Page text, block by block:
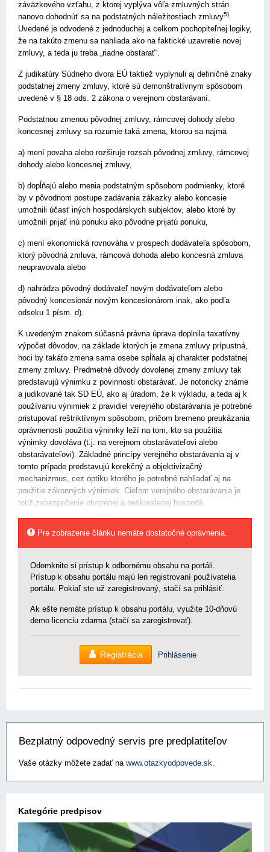
záväzkového vzťahu, z ktorej vyplýva vôľa zmluvných strán
nanovo dohodnúť sa na podstatných náležitostiach zmluvy5).
Uvedené je odvodené z jednoduchej a celkom pochopiteľnej logiky,
že na takúto zmenu sa nahliada ako na faktické uzavretie novej
zmluvy, a teda ju treba „riadne obstarať“.
Z judikatúry Súdneho dvora EÚ taktiež vyplynuli aj definičné znaky
podstatnej zmeny zmluvy, ktoré sú demonštratívnym spôsobom
uvedené v § 18 ods. 2 zákona o verejnom obstarávaní.
Podstatnou zmenou pôvodnej zmluvy, rámcovej dohody alebo
koncesnej zmluvy sa rozumie taká zmena, ktorou sa najmä
a) mení povaha alebo rozširuje rozsah pôvodnej zmluvy, rámcovej
dohody alebo koncesnej zmluvy,
b) dopĺňajú alebo menia podstatným spôsobom podmienky, ktoré
by v pôvodnom postupe zadávania zákazky alebo koncesie
umožnili účasť iných hospodárskych subjektov, alebo ktoré by
umožnili prijať inú ponuku ako pôvodne prijatú ponuku,
c) mení ekonomická rovnováha v prospech dodávateľa spôsobom,
ktorý pôvodná zmluva, rámcová dohoda alebo koncesná zmluva
neupravovala alebo
d) nahrádza pôvodný dodávateľ novým dodávateľom alebo
pôvodný koncesionár novým koncesionárom inak, ako podľa
odseku 1 písm. d).
K uvedeným znakom súčasná právna úprava doplnila taxatívny
výpočet dôvodov, na základe ktorých je zmena zmluvy prípustná,
hoci by takáto zmena sama osebe spĺňala aj charakter podstatnej
zmeny zmluvy. Predmetné dôvody dovolenej zmeny zmluvy tak
predstavujú výnimku z povinnosti obstarávať. Je notoricky známe
a judikované tak SD EÚ, ako aj úradom, že k výkladu, a teda aj k
používaniu výnimiek z pravidiel verejného obstarávania je potrebné
pristupovať reštriktívnym spôsobom, pričom bremeno preukázania
oprávnenosti použitia výnimky leží na tom, kto sa použitia
výnimky dovoláva (t.j. na verejnom obstarávateľovi alebo
obstarávateľovi). Základné princípy verejného obstarávania aj v
tomto prípade predstavujú korekčný a objektivizačný
mechanizmus, cez optiku ktorého je potrebné nahliadať aj na
použitie zákonných výnimiek. Cieľom verejného obstarávania je
totiž zabezpečenie otvorenej a neskreslenej hospodá
Pre zobrazenie článku nemáte dostatočné oprávnenia.
Odomknite si prístup k odbornému obsahu na portáli.
Prístup k obsahu portálu majú len registrovaní používatelia
portálu. Pokiaľ ste už zaregistrovaný, stačí sa prihlásiť.
Ak ešte nemáte prístup k obsahu portálu, využite 10-dňovú
demo licenciu zdarma (stačí sa zaregistrovať).
Registrácia Prihlásenie
Bezplatný odpovedný servis pre predplatiteľov
Vaše otázky môžete zadať na www.otazkyodpovede.sk.
Kategórie predpisov